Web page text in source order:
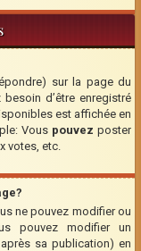
sur la page du
d’être enregistré
est affichée en
Vous pouvez poster
votes, etc.
ne pouvez modifier ou
pouvez modifier un
sa publication) en